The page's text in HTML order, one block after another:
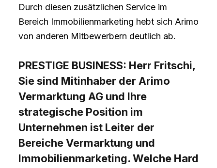
Durch diesen zusätzlichen Service im
Bereich Immobilienmarketing hebt sich Arimo
von anderen Mitbewerbern deutlich ab.
PRESTIGE BUSINESS: Herr Fritschi,
Sie sind Mitinhaber der Arimo
Vermarktung AG und Ihre
strategische Position im
Unternehmen ist Leiter der
Bereiche Vermarktung und
Immobilienmarketing. Welche Hard